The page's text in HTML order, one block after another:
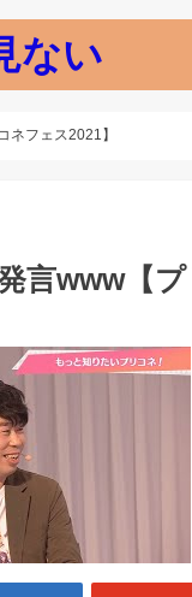
ない
ネフェス2021】
言www【